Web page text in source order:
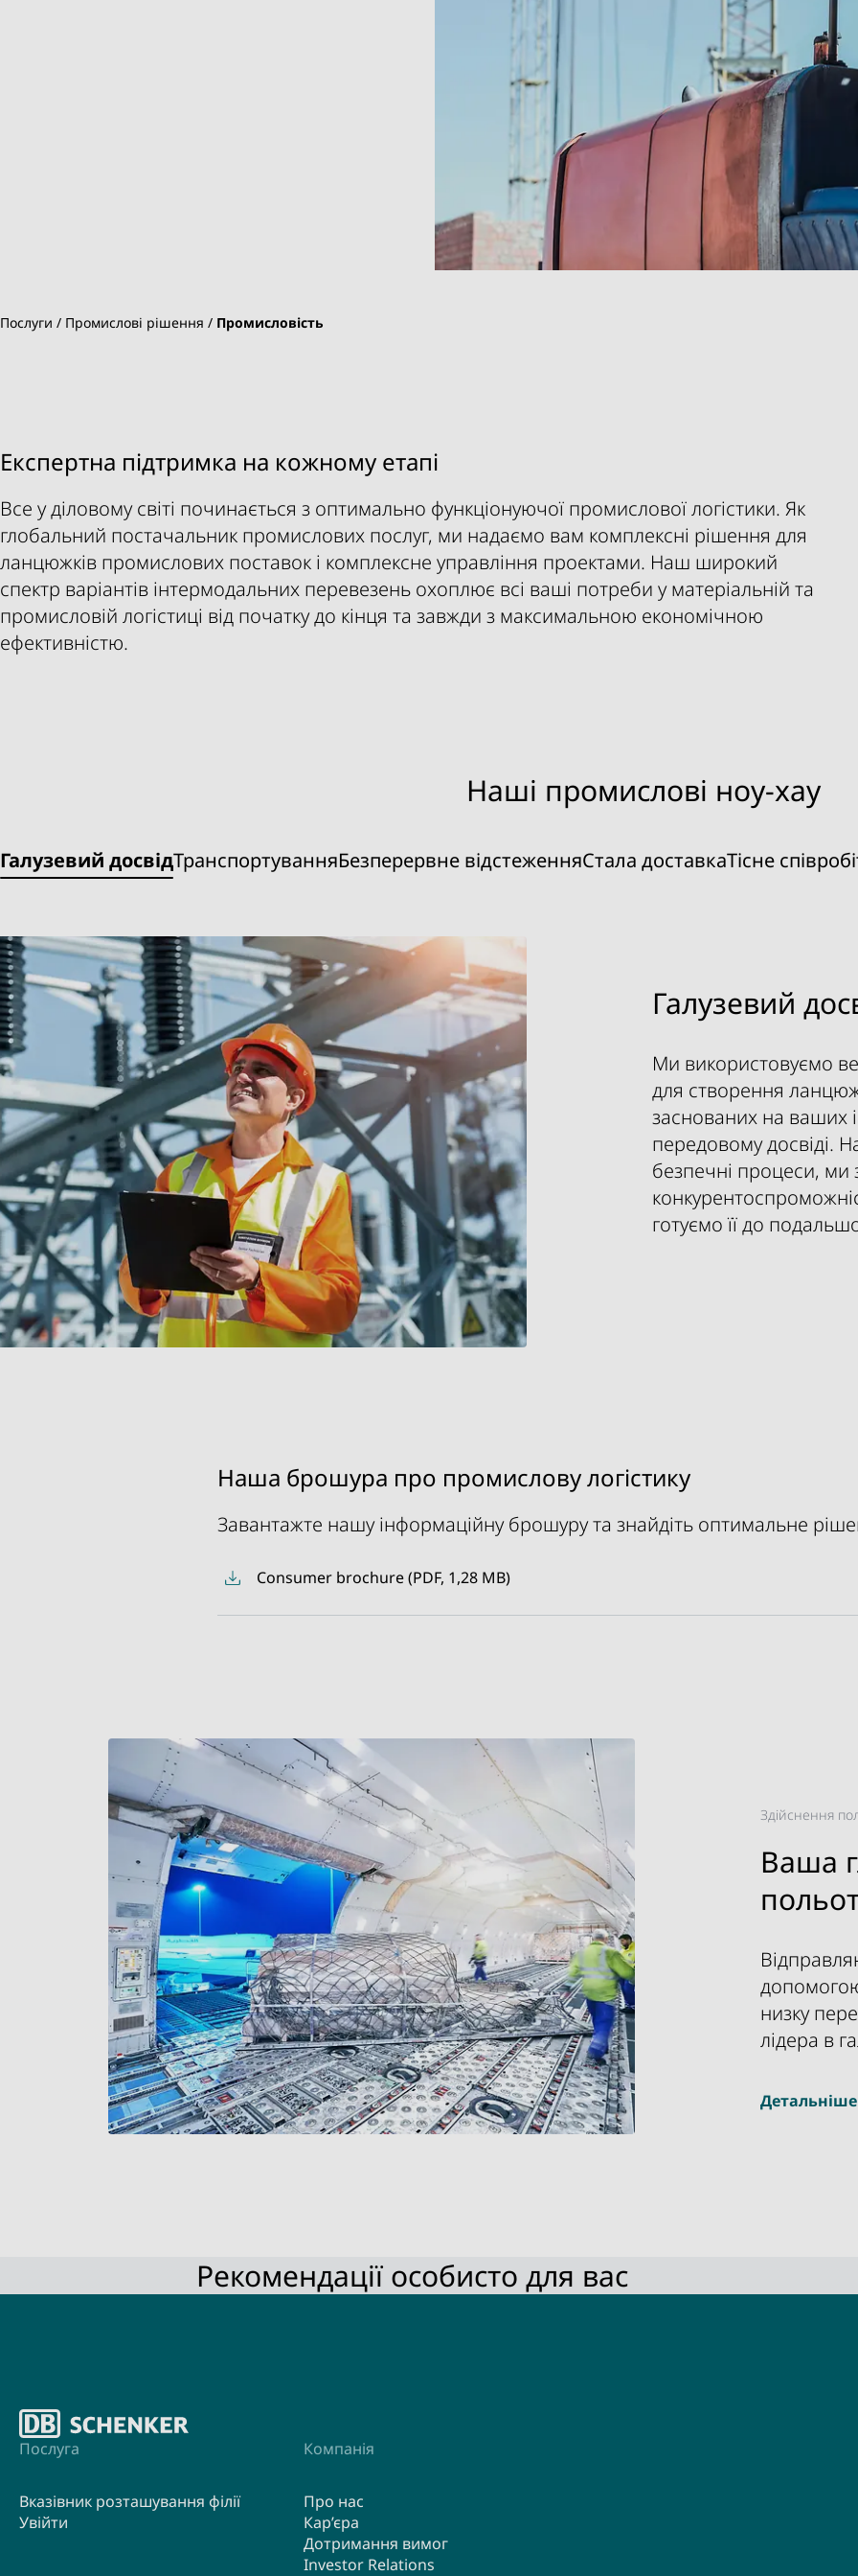
Послуги Промислові рішення Промисловість
Експертна підтримка на кожному етапі
Все у діловому світі починається з оптимально функціонуючої промислової логістики. Як
глобальний постачальник промислових послуг, ми надаємо вам комплексні рішення для
ланцюжків промислових поставок і комплексне управління проектами. Наш широкий
спектр варіантів інтермодальних перевезень охоплює всі ваші потреби у матеріальній та
промисловій логістиці від початку до кінця та завжди з максимальною економічною
ефективністю.
Наші промислові ноу-хау
Галузевий досвідТранспортуванняБезперервне відстеженняСтала доставкаТісне
Галузевий
Ми використовуємо
для створення
заснованих на ваших
передовому досвіді.
безпечні процеси, ми
готуємо її до
Наша брошура про промислову логістику
Завантажте нашу інформаційну брошуру та знайдіть оптимальне
Consumer brochure (PDF, 1,28 MB)
Здійснення
Ваша
низку
лідера в
Рекомендації особисто для вас
Послуга
Вказівник розташування філії
Увійти
Компанія
Про нас
Кар’єра
Дотримання вимог
Investor Relations